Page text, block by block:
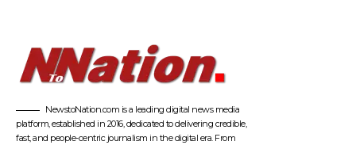
NewstoNation.com is a leading digital news media
platform, established in 2016, dedicated to delivering credible,
fast, and people-centric journalism in the digital era. From